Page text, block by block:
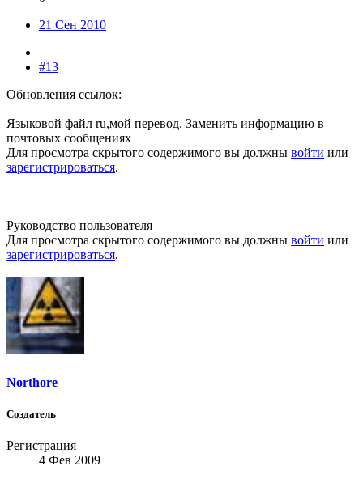
21 Сен 2010
#13
Обновления ссылок:
Языковой файл ru,мой перевод. Заменить информацию в
почтовых сообщениях
Для просмотра скрытого содержимого вы должны войти или
зарегистрироваться.
Руководство пользователя
Для просмотра скрытого содержимого вы должны войти или
зарегистрироваться.
Northore
Создатель
Регистрация
4 Фев 2009